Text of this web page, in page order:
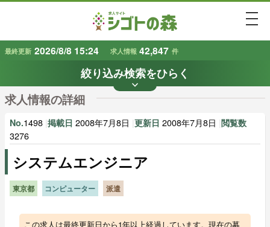
最終更新 2026/8/8 15:24 求人情報 42,847 件
絞り込み検索をひらく
keyboard_arrow_down
条件から探す
地域で探す 業種 で探す
雇用形態で探す 賃金
求人情報の詳細
No.1498 掲載日 2008年7月8日 更新日 2008年7月8日 閲覧数
3276
システムエンジニア
東京都 コンピューター 派遣
この求人は最終更新日から1年以上経過しています。現在の募